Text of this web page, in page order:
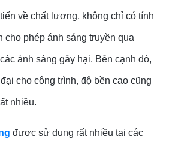
về chất lượng, không chỉ có tính
cho phép ánh sáng truyền qua
ánh sáng gây hại. Bên cạnh đó,
cho công trình, độ bền cao cũng
nhiều.
được sử dụng rất nhiều tại các